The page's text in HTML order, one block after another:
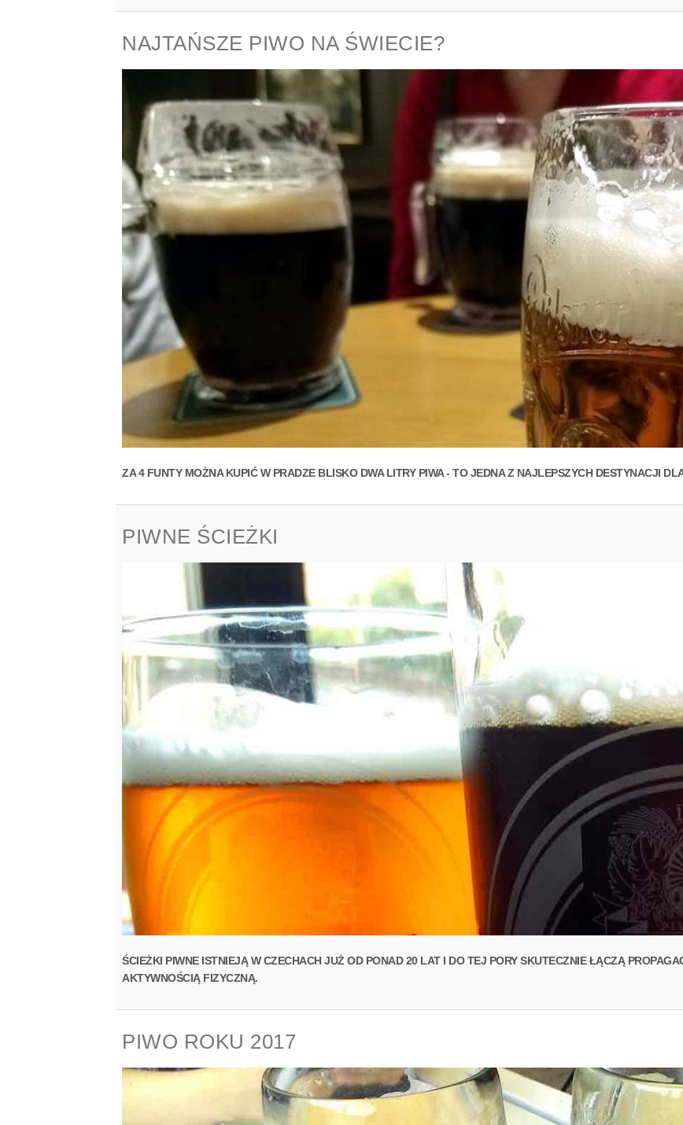
NAJTAŃSZE PIWO NA ŚWIECIE?
ZA 4 FUNTY MOŻNA KUPIĆ W PRADZE BLISKO DWA LITRY PIWA - TO JEDNA Z NAJLEPSZYCH DESTYNACJI
PIWNE ŚCIEŻKI
ŚCIEŻKI PIWNE ISTNIEJĄ W CZECHACH JUŻ OD PONAD 20 LAT I DO TEJ PORY SKUTECZNIE ŁĄCZĄ
AKTYWNOŚCIĄ FIZYCZNĄ.
PIWO ROKU 2017